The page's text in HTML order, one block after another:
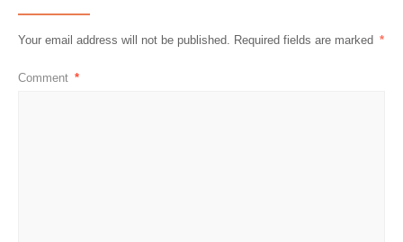
Your email address will not be published. Required fields are marked *
Comment *